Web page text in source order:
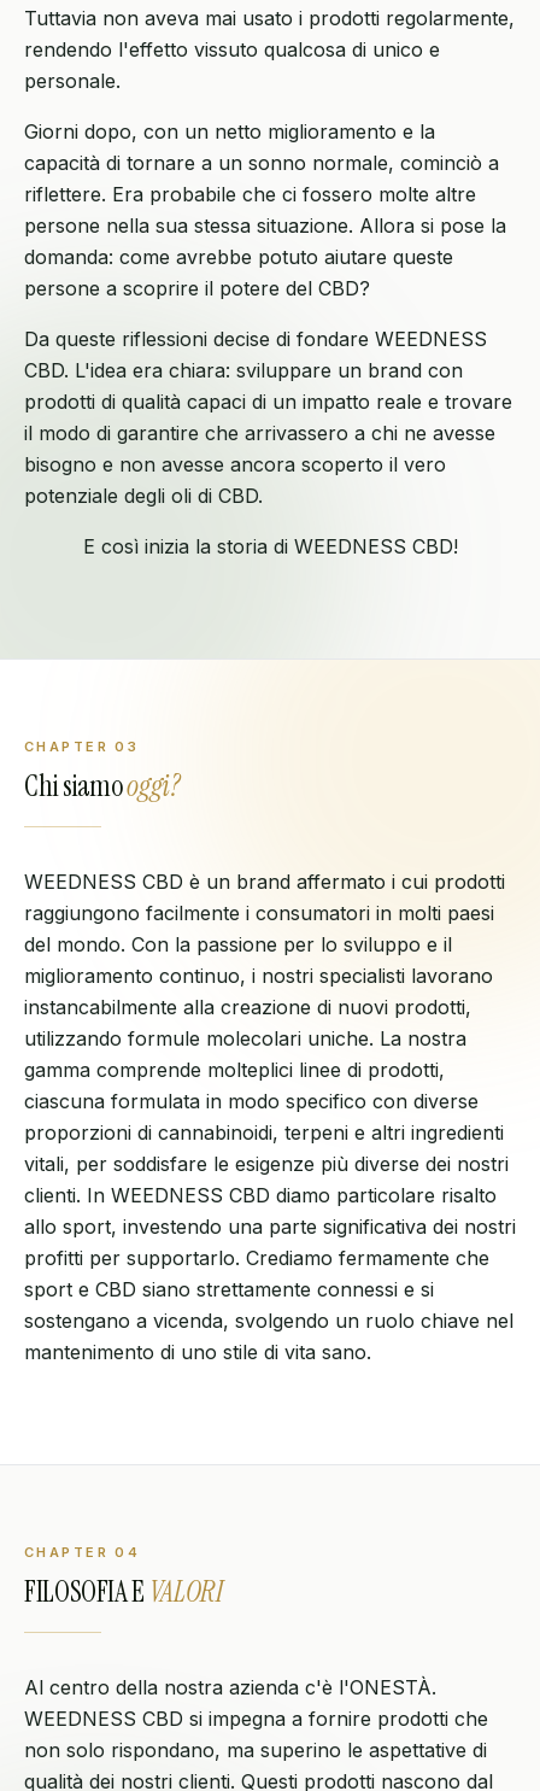
Tuttavia non aveva mai usato i prodotti regolarmente,
rendendo l'effetto vissuto qualcosa di unico e
personale.
Giorni dopo, con un netto miglioramento e la
capacità di tornare a un sonno normale, cominciò a
riflettere. Era probabile che ci fossero molte altre
persone nella sua stessa situazione. Allora si pose la
domanda: come avrebbe potuto aiutare queste
persone a scoprire il potere del CBD?
Da queste riflessioni decise di fondare WEEDNESS
CBD. L'idea era chiara: sviluppare un brand con
prodotti di qualità capaci di un impatto reale e trovare
il modo di garantire che arrivassero a chi ne avesse
bisogno e non avesse ancora scoperto il vero
potenziale degli oli di CBD.
E così inizia la storia di WEEDNESS CBD!
CHAPTER03
Chi siamooggi?
WEEDNESS CBD è un brand affermato i cui prodotti
raggiungono facilmente i consumatori in molti paesi
del mondo. Con la passione per lo sviluppo e il
miglioramento continuo, i nostri specialisti lavorano
instancabilmente alla creazione di nuovi prodotti,
utilizzando formule molecolari uniche. La nostra
gamma comprende molteplici linee di prodotti,
ciascuna formulata in modo specifico con diverse
proporzioni di cannabinoidi, terpeni e altri ingredienti
vitali, per soddisfare le esigenze più diverse dei nostri
clienti. In WEEDNESS CBD diamo particolare risalto
allo sport, investendo una parte significativa dei nostri
profitti per supportarlo. Crediamo fermamente che
sport e CBD siano strettamente connessi e si
sostengano a vicenda, svolgendo un ruolo chiave nel
mantenimento di uno stile di vita sano.
CHAPTER04
FILOSOFIA E VALORI
Al centro della nostra azienda c'è l'ONESTÀ.
WEEDNESS CBD si impegna a fornire prodotti che
non solo rispondano, ma superino le aspettative di
qualità dei nostri clienti. Questi prodotti nascono dal